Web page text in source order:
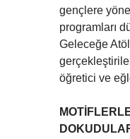
gençlere
programları
Geleceğe
öğretici ve